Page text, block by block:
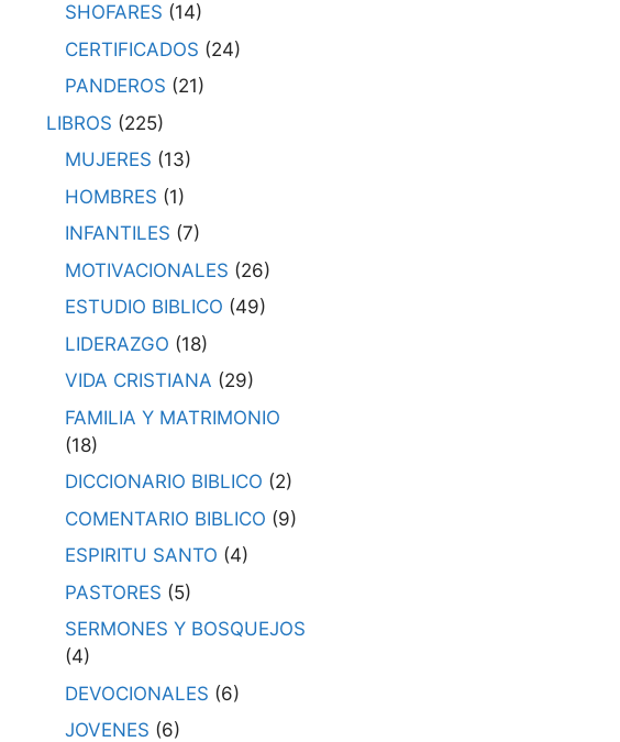
SHOFARES (14)
CERTIFICADOS (24)
PANDEROS (21)
LIBROS (225)
MUJERES (13)
HOMBRES (1)
INFANTILES (7)
MOTIVACIONALES (26)
ESTUDIO BIBLICO (49)
LIDERAZGO (18)
VIDA CRISTIANA (29)
FAMILIA Y MATRIMONIO
(18)
DICCIONARIO BIBLICO (2)
COMENTARIO BIBLICO (9)
ESPIRITU SANTO (4)
PASTORES (5)
SERMONES Y BOSQUEJOS
(4)
DEVOCIONALES (6)
JOVENES (6)